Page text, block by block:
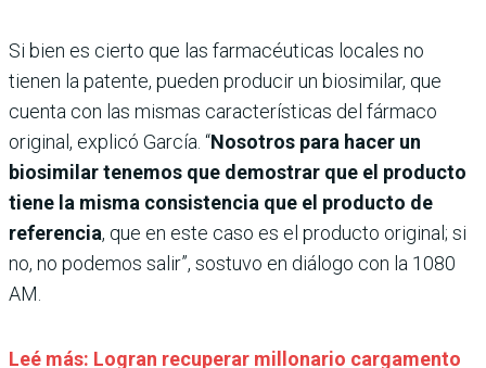
Si bien es cierto que las farmacéuticas locales no
tienen la patente, pueden producir un biosimilar, que
cuenta con las mismas características del fármaco
original, explicó García. “Nosotros para hacer un
biosimilar tenemos que demostrar que el producto
tiene la misma consistencia que el producto de
referencia, que en este caso es el producto original; si
no, no podemos salir”, sostuvo en diálogo con la 1080
AM.
Leé más: Logran recuperar millonario cargamento